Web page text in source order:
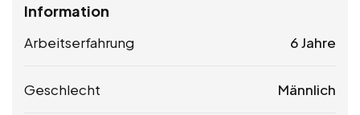
Information
Arbeitserfahrung 6 Jahre
Geschlecht Männlich